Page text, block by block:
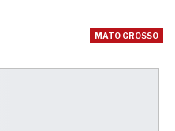
MATO GROSSO